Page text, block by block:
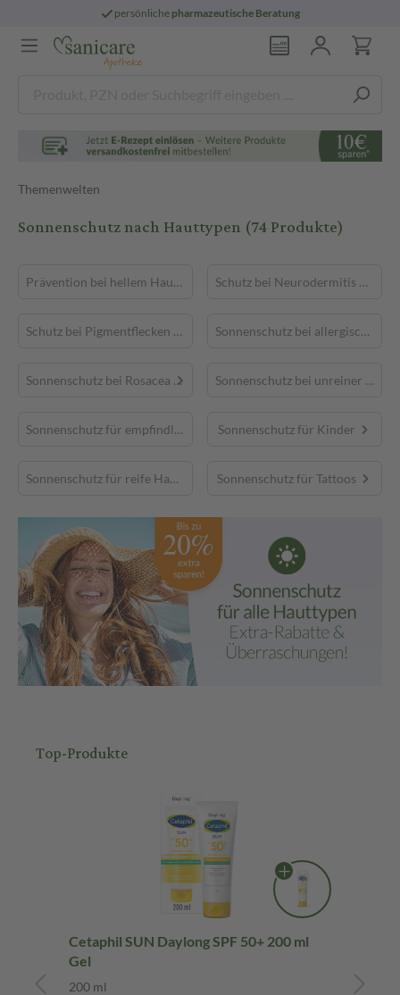
persönliche pharmazeutische Beratung
Themenwelten
Sonnenschutz nach Hauttypen (74 Produkte)
Prävention bei hellem Hautkrebs Schutz bei Neurodermitis & Psoriasis
Schutz bei Pigmentflecken & reifer Haut Sonnenschutz bei allergischer Haut
Sonnenschutz bei Rosacea Sonnenschutz bei unreiner Haut
Sonnenschutz für empfindliche Haut Sonnenschutz für Kinder
Sonnenschutz für reife Haut Sonnenschutz für Tattoos
Top-Produkte
Cetaphil SUN Daylong SPF 50+ 200 ml
Gel
200 ml